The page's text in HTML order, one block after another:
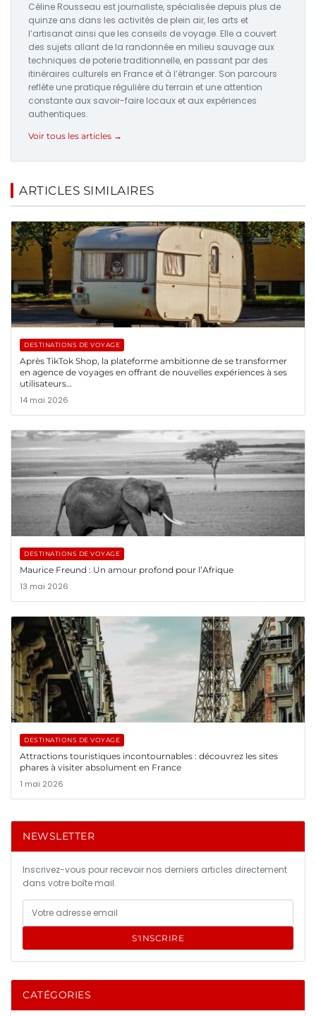
Céline Rousseau est journaliste, spécialisée depuis plus de
quinze ans dans les activités de plein air, les arts et
l’artisanat ainsi que les conseils de voyage. Elle a couvert
des sujets allant de la randonnée en milieu sauvage aux
techniques de poterie traditionnelle, en passant par des
itinéraires culturels en France et à l’étranger. Son parcours
reflète une pratique régulière du terrain et une attention
constante aux savoir-faire locaux et aux expériences
authentiques.
Voir tous les articles →
ARTICLES SIMILAIRES
DESTINATIONS DE VOYAGE
Après TikTok Shop, la plateforme ambitionne de se transformer
en agence de voyages en offrant de nouvelles expériences à ses
utilisateurs…
14 mai 2026
DESTINATIONS DE VOYAGE
Maurice Freund : Un amour profond pour l’Afrique
13 mai 2026
DESTINATIONS DE VOYAGE
Attractions touristiques incontournables : découvrez les sites
phares à visiter absolument en France
1 mai 2026
NEWSLETTER
Inscrivez-vous pour recevoir nos derniers articles directement
dans votre boîte mail.
S'INSCRIRE
CATÉGORIES